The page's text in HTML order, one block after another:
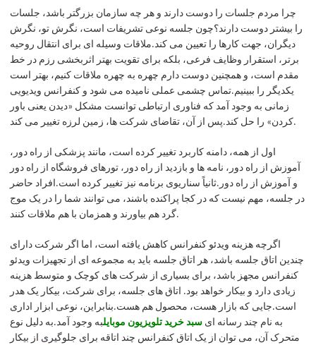
چرا مردم جلسات را دوست دارند و هر چه سازمان بزرگتر باشد، جلسات
را بیشتر دوست دارند؟چون جلسه نوعی تشریفات است، نگرش تو، نگرش
دیگران، جهت کارها را تعیین می کند.ملاقات وسیله ای برای انتقال روحیه
برتر، استقرار وظایف فرعی، بلکه برای تقویت بهتر اثربخشی رزم در خط
مقدم است، و همچنین دوست دارم چهره به چهره ملاقات کنیم، بهتر است
یکدیگر را ببینیم.تماس چشمی عملی نامیده می شود و کنفرانس ویدیویی
زمانی به وجود آمد که فناوری ارتباطی توانست مشکل «دیدن یعنی باور
کردن» را حل کند.پس از آن، تقاضای شرکت ها، زمین لرزه تغییر می کند.
اول از همه، دامنه کاربرد تغییر کرده است، مانند پزشکی از راه دور،
آموزش از راه دور، نامه ها و بازدید از راه دور، تورهای فروشگاه از راه دور
و آموزش از راه دور.ثانیاً سناریوی برنامه نیز تغییر کرده است.افراد حاضر
در جلسه، مهم نیست که در کجا پراکنده باشند، می توانند شما را در یک موج
گرد هم بیاورند و همزمان با هم ملاقات کنند.
اگرچه هزینه ویدئو کنفرانس کاهش یافته است، اما اگر شرکت دارای
چندین اتاق جلسه باشد، هر اتاق جلسه باید به مجموعه ای از تجهیزات ویدئو
کنفرانس مجهز باشد، برای بسیاری از شرکت های کوچک و متوسط ​​هزینه
زیادی دارد و بیکار خواهد بود. اتاق های جلسه، برای شرکت، بیکار یک هدر
است.جایی که بازار هست، محصول هم هست.بنابراین، نوعی ابزار اداری
به نام چند رسانه ای سبد خرید تلویزیون موبایلبه وجود آمد.به دلیل نوع
متحرک آن، می توان از یک اتاق کنفرانس چند اتاقه برای جلوگیری از بیکار